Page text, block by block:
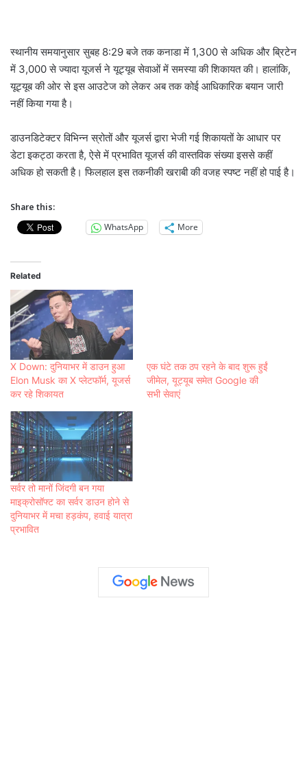
स्थानीय समयानुसार सुबह 8:29 बजे तक कनाडा में 1,300 से अधिक और ब्रिटेन
में 3,000 से ज्यादा यूजर्स ने यूट्यूब सेवाओं में समस्या की शिकायत की। हालांकि,
यूट्यूब की ओर से इस आउटेज को लेकर अब तक कोई आधिकारिक बयान जारी
नहीं किया गया है।
डाउनडिटेक्टर विभिन्न स्रोतों और यूजर्स द्वारा भेजी गई शिकायतों के आधार पर
डेटा इकट्ठा करता है, ऐसे में प्रभावित यूजर्स की वास्तविक संख्या इससे कहीं
अधिक हो सकती है। फिलहाल इस तकनीकी खराबी की वजह स्पष्ट नहीं हो पाई है।
Share this:
WhatsApp
More
Related
X Down: दुनियाभर में डाउन हुआ
Elon Musk का X प्लेटफॉर्म, यूजर्स
कर रहे शिकायत
एक घंटे तक ठप रहने के बाद शुरू हुईं
जीमेल, यूट्यूब समेत Google की
सभी सेवाएं
सर्वर तो मानों जिंदगी बन गया
माइक्रोसॉफ्ट का सर्वर डाउन होने से
दुनियाभर में मचा हड़कंप, हवाई यात्रा
प्रभावित